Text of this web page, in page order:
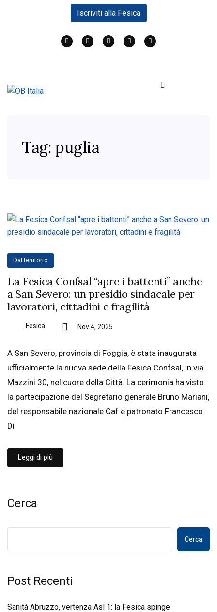
Iscriviti alla Fesica
Tag: puglia
Dal territorio
La Fesica Confsal “apre i battenti” anche
a San Severo: un presidio sindacale per
lavoratori, cittadini e fragilità
Fesica Nov 4, 2025
A San Severo, provincia di Foggia, è stata inaugurata
ufficialmente la nuova sede della Fesica Confsal, in via
Mazzini 30, nel cuore della Città. La cerimonia ha visto
la partecipazione del Segretario generale Bruno Mariani,
del responsabile nazionale Caf e patronato Francesco
Di
Leggi di più
Cerca
Cerca
Post Recenti
Sanità Abruzzo, vertenza Asl 1: la Fesica spinge